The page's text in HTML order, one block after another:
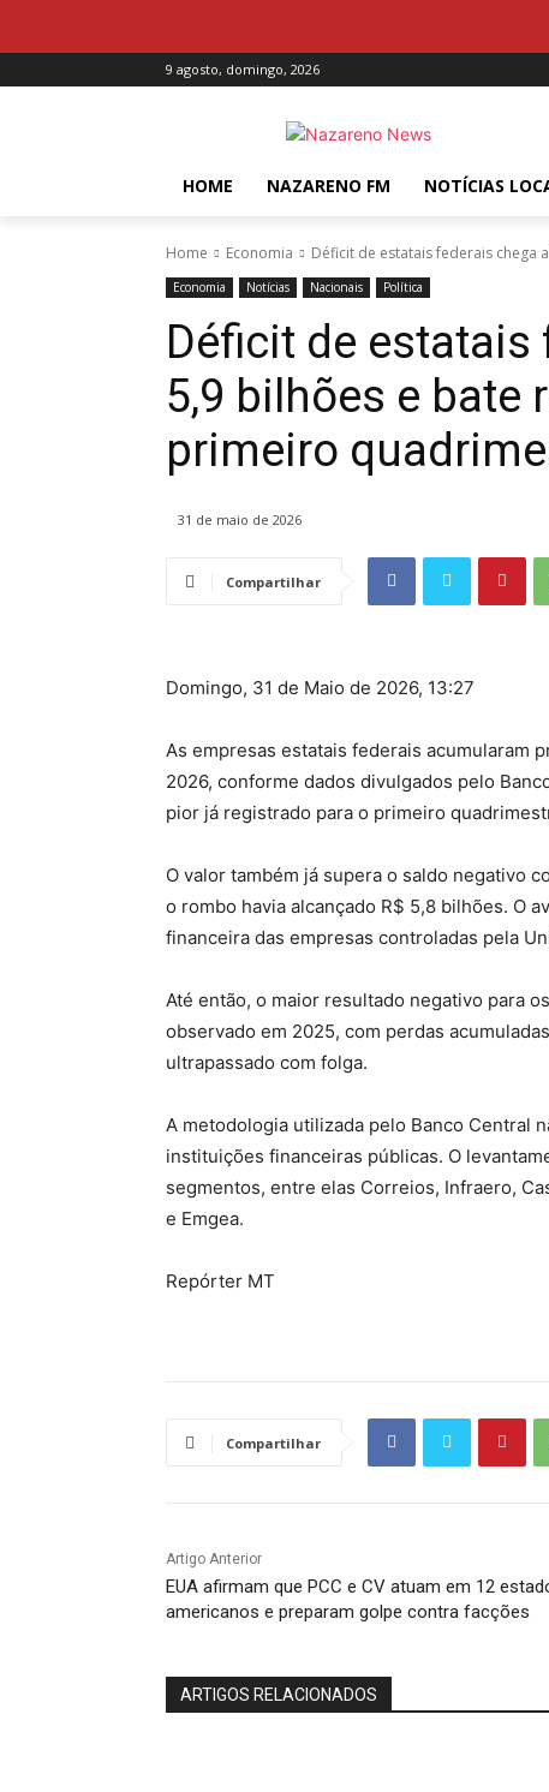
9 agosto, domingo, 2026
HOME NAZARENO FM NOTÍCIAS
Home Economia Déficit de estatais federais chega
Economia Notícias Nacionais Política
Déficit de estatais
5,9 bilhões e bate
primeiro
31 de maio de 2026
Compartilhar
Domingo, 31 de Maio de 2026, 13:27
As empresas estatais federais acumularam
2026, conforme dados divulgados pelo
pior já registrado para o primeiro
O valor também já supera o saldo negativo
o rombo havia alcançado R$ 5,8 bilhões. O
financeira das empresas controladas pela
Até então, o maior resultado negativo para
observado em 2025, com perdas
ultrapassado com folga.
A metodologia utilizada pelo Banco Central
instituições financeiras públicas. O
segmentos, entre elas Correios, Infraero,
e Emgea.
Repórter MT
Compartilhar
Artigo Anterior
EUA afirmam que PCC e CV atuam em 12
americanos e preparam golpe contra facções
ARTIGOS RELACIONADOS